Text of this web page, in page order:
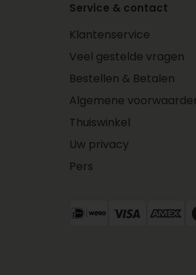
Service & contact
Klantenservice
Veel gestelde vragen
Bestellen & Betalen
Algemene
Thuiswinkel
Uw privacy
Pers